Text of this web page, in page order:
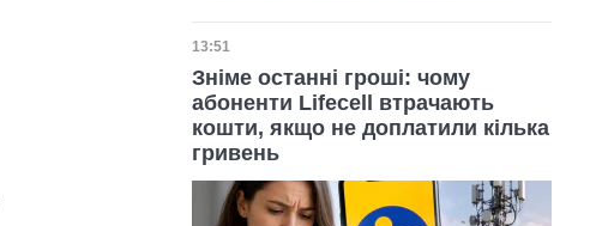
Дата публікації
13:51
Зніме останні гроші: чому
абоненти Lifecell втрачають
кошти, якщо не доплатили кілька
гривень